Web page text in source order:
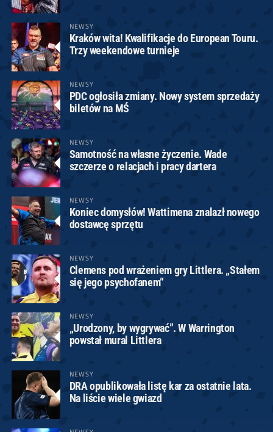
NEWSY
Kraków wita! Kwalifikacje do European Touru.
Trzy weekendowe turnieje
NEWSY
PDC ogłosiła zmiany. Nowy system sprzedaży
biletów na MŚ
NEWSY
Samotność na własne życzenie. Wade
szczerze o relacjach i pracy dartera
NEWSY
Koniec domysłów! Wattimena znalazł nowego
dostawcę sprzętu
NEWSY
Clemens pod wrażeniem gry Littlera. „Stałem
się jego psychofanem”
NEWSY
„Urodzony, by wygrywać”. W Warrington
powstał mural Littlera
NEWSY
DRA opublikowała listę kar za ostatnie lata.
Na liście wiele gwiazd